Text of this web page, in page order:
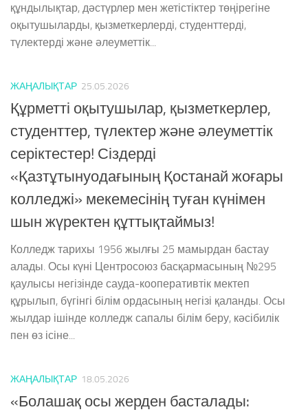
құндылықтар, дәстүрлер мен жетістіктер төңірегіне
оқытушыларды, қызметкерлерді, студенттерді,
түлектерді және әлеуметтік...
ЖАҢАЛЫҚТАР 25.05.2026
Құрметті оқытушылар, қызметкерлер,
студенттер, түлектер және әлеуметтік
серіктестер! Сіздерді
«Қазтұтынуодағының Қостанай жоғары
колледжі» мекемесінің туған күнімен
шын жүректен құттықтаймыз!
Колледж тарихы 1956 жылғы 25 мамырдан бастау
алады. Осы күні Центросоюз басқармасының №295
қаулысы негізінде сауда-кооперативтік мектеп
құрылып, бүгінгі білім ордасының негізі қаланды. Осы
жылдар ішінде колледж сапалы білім беру, кәсібилік
пен өз ісіне...
ЖАҢАЛЫҚТАР 18.05.2026
«Болашақ осы жерден басталады: